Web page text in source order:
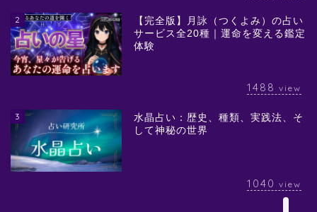
2
【完全版】月詠（つくよみ）の占い
サービス全20種｜運命を変える鑑定
体験
1488 view
3
水晶占い：歴史、種類、実践法、そ
して神秘の世界
1040 view